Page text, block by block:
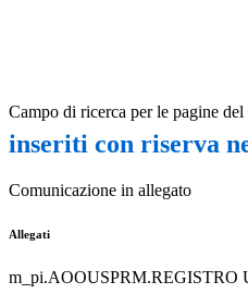
Campo di ricerca per le pagine del
inseriti con riserva
Comunicazione in allegato
Allegati
m_pi.AOOUSPRM.REGISTRO